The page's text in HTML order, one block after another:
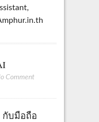
Comment
กับมือถือ